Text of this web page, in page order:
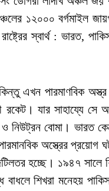
১২০০০ বর্গমাইল
স্বার্থ : ভারত,
এখন পারমাণবিক
রকেট। যার সাহায্যে
বোমা। ভারত
অস্ত্রের প্রয়োগ
হচ্ছে। ১৯৪৭ সালে
বাধলে শিখরা মনেহয়